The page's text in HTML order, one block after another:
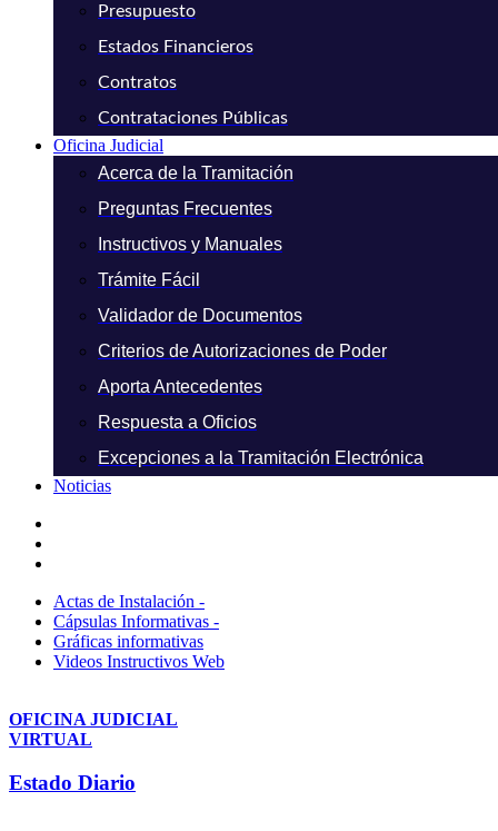
Presupuesto
Estados Financieros
Contratos
Contrataciones Públicas
Oficina Judicial
Acerca de la Tramitación
Preguntas Frecuentes
Instructivos y Manuales
Trámite Fácil
Validador de Documentos
Criterios de Autorizaciones de Poder
Aporta Antecedentes
Respuesta a Oficios
Excepciones a la Tramitación Electrónica
Noticias
Actas de Instalación -
Cápsulas Informativas -
Gráficas informativas
Videos Instructivos Web
OFICINA JUDICIAL
VIRTUAL
Estado Diario